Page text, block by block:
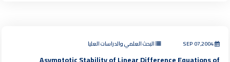
SEP 07,2004 البحث العلمي والدراسات العليا